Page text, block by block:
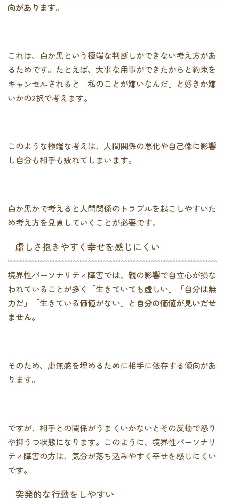
向があります。
これは、白か黒という極端な判断しかできない考え方があ
るためです。たとえば、大事な用事ができたからと約束を
キャンセルされると「私のことが嫌いなんだ」と好きか嫌
いかの2択で考えます。
このような極端な考えは、人間関係の悪化や自己像に影響
し自分も相手も疲れてしまいます。
白か黒かで考えると人間関係のトラブルを起こしやすいた
め考え方を見直していくことが必要です。
虚しさ抱きやすく幸せを感じにくい
境界性パーソナリティ障害では、親の影響で自立心が損な
われていることが多く「生きていても虚しい」「自分は無
力だ」「生きている価値がない」と 自分の価値が見いだせ
ません。
そのため、虚無感を埋めるために相手に依存する傾向があ
ります。
ですが、相手との関係がうまくいかないとその反動で怒り
や抑うつ状態になります。このように、境界性パーソナリ
ティ障害の方は、気分が落ち込みやすく幸せを感じにくい
です。
突発的な行動をしやすい